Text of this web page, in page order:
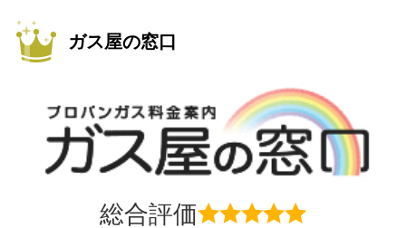
ガス屋の窓口
総合評価